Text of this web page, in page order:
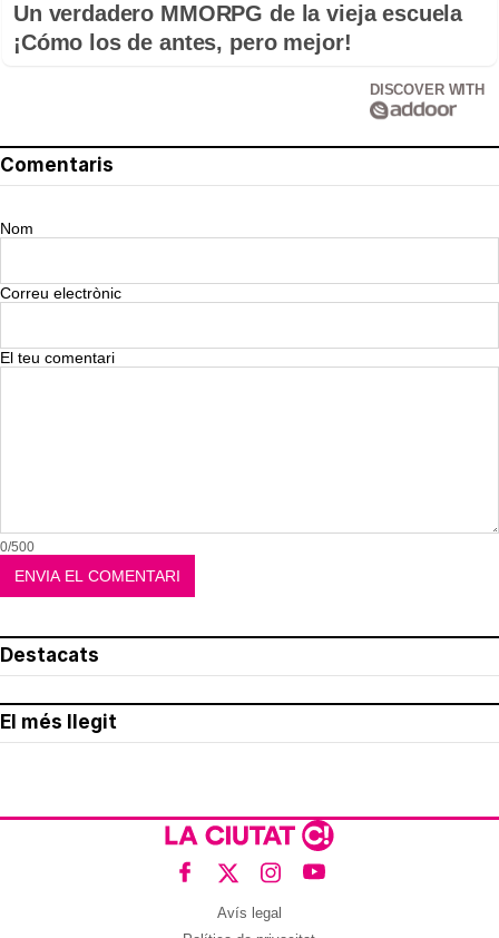
Un verdadero MMORPG de la vieja escuela
¡Cómo los de antes, pero mejor!
DISCOVER WITH
Comentaris
Nom
Correu electrònic
El teu comentari
0/500
Destacats
El més llegit
Avís legal